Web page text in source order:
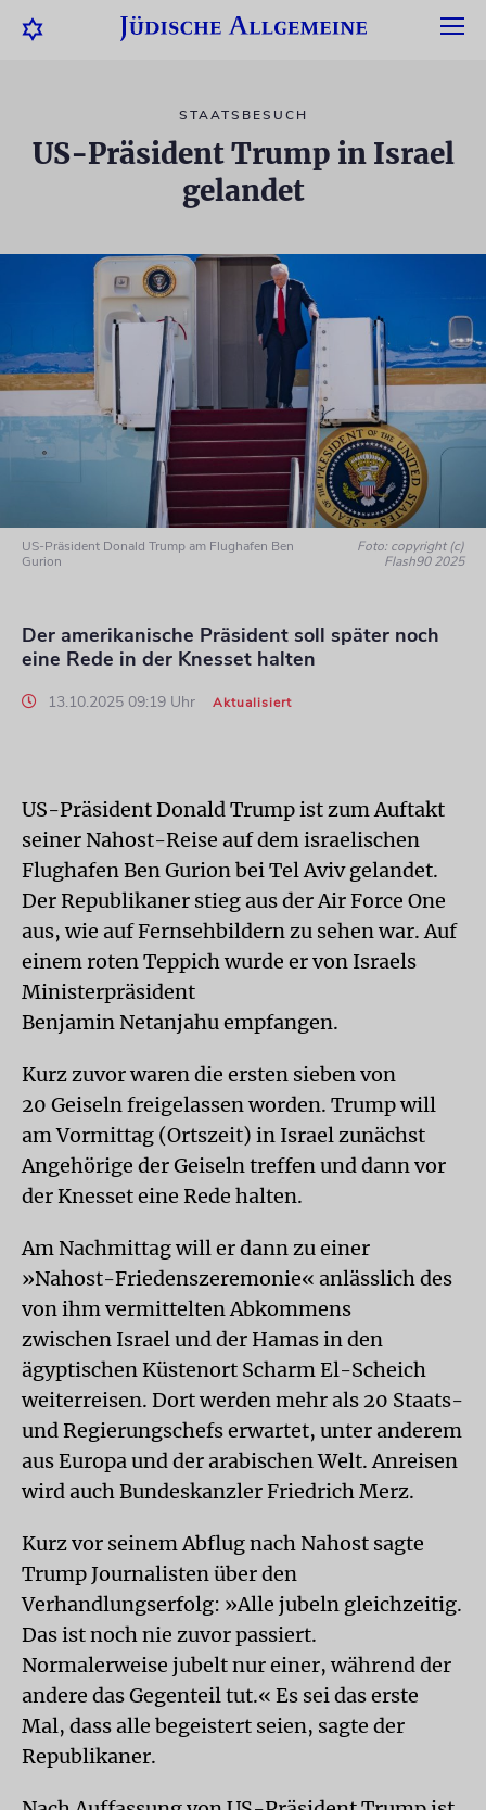
STAATSBESUCH
US-Präsident Trump in Israel
gelandet
US-Präsident Donald Trump am Flughafen Ben
Gurion
Foto: copyright (c)
Flash90 2025
Der amerikanische Präsident soll später noch
eine Rede in der Knesset halten
13.10.2025 09:19 Uhr Aktualisiert
US-Präsident Donald Trump ist zum Auftakt
seiner Nahost-Reise auf dem israelischen
Flughafen Ben Gurion bei Tel Aviv gelandet.
Der Republikaner stieg aus der Air Force One
aus, wie auf Fernsehbildern zu sehen war. Auf
einem roten Teppich wurde er von Israels
Ministerpräsident
Benjamin Netanjahu empfangen.
Kurz zuvor waren die ersten sieben von
20 Geiseln freigelassen worden. Trump will
am Vormittag (Ortszeit) in Israel zunächst
Angehörige der Geiseln treffen und dann vor
der Knesset eine Rede halten.
Am Nachmittag will er dann zu einer
»Nahost-Friedenszeremonie« anlässlich des
von ihm vermittelten Abkommens
zwischen Israel und der Hamas in den
ägyptischen Küstenort Scharm El-Scheich
weiterreisen. Dort werden mehr als 20 Staats-
und Regierungschefs erwartet, unter anderem
aus Europa und der arabischen Welt. Anreisen
wird auch Bundeskanzler Friedrich Merz.
Kurz vor seinem Abflug nach Nahost sagte
Trump Journalisten über den
Verhandlungserfolg: »Alle jubeln gleichzeitig.
Das ist noch nie zuvor passiert.
Normalerweise jubelt nur einer, während der
andere das Gegenteil tut.« Es sei das erste
Mal, dass alle begeistert seien, sagte der
Republikaner.